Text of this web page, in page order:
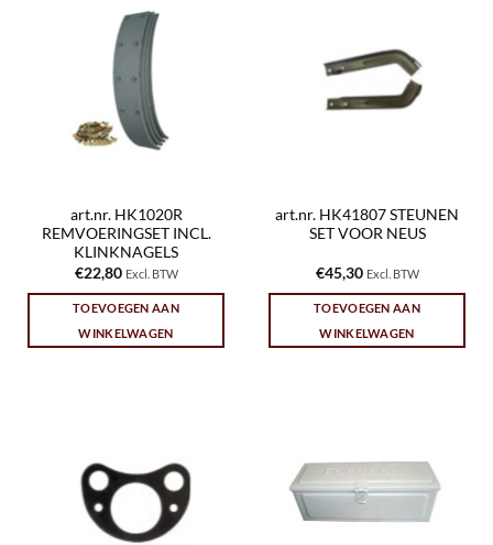
art.nr. HK1020R
REMVOERINGSET INCL.
KLINKNAGELS
€22,80 Excl. BTW
TOEVOEGEN AAN
WINKELWAGEN
art.nr. HK41807 STEUNEN
SET VOOR NEUS
€45,30 Excl. BTW
TOEVOEGEN AAN
WINKELWAGEN